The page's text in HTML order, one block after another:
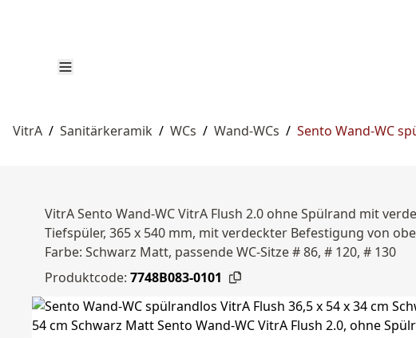
VitrA / Sanitärkeramik / WCs / Wand-WCs / Sento Wand-WC
VitrA Sento Wand-WC VitrA Flush 2.0 ohne Spülrand mit
Tiefspüler, 365 x 540 mm, mit verdeckter Befestigung von
Farbe: Schwarz Matt, passende WC-Sitze # 86, # 120, # 130
Produktcode: 7748B083-0101